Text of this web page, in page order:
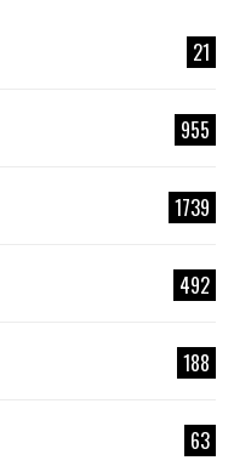
21
955
1739
492
188
63